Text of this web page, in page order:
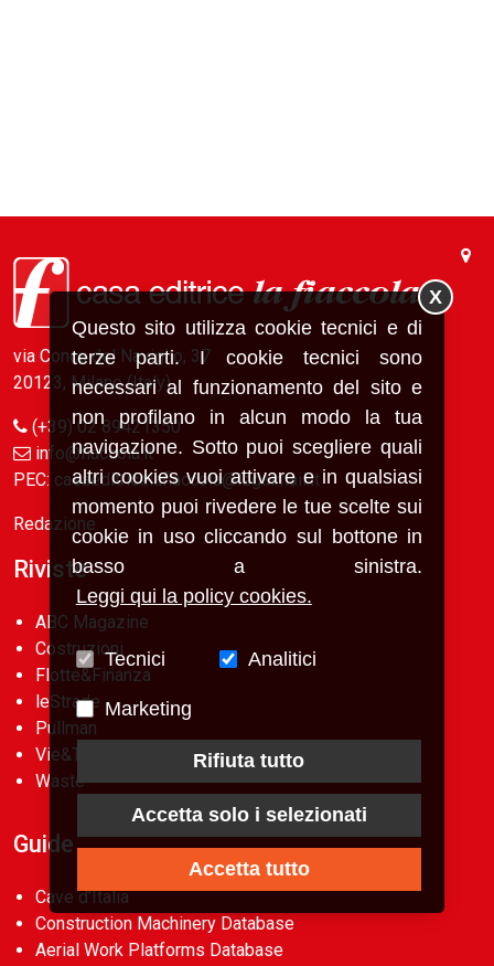
via Conca del Naviglio, 37
20123, Milano (Italy)
(+39) 02 89421350
info@fiaccola.it
PEC: casaeditricelafiaccola@legalmail.it
Redazione
Riviste
ABC Magazine
Costruzioni
Flotte&Finanza
leStrade
Pullman
Vie&Trasporti
Waste
Guide
Cave d’Italia
Construction Machinery Database
Aerial Work Platforms Database
Questo sito utilizza cookie tecnici e di
terze parti. I cookie tecnici sono
necessari al funzionamento del sito e
non profilano in alcun modo la tua
navigazione. Sotto puoi scegliere quali
altri cookies vuoi attivare e in qualsiasi
momento puoi rivedere le tue scelte sui
cookie in uso cliccando sul bottone in
basso a sinistra.
Leggi qui la policy cookies.
Tecnici Analitici
Marketing
Rifiuta tutto
Accetta solo i selezionati
Accetta tutto
X